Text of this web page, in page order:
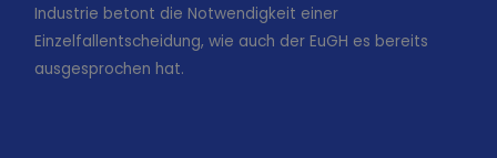
Industrie betont die Notwendigkeit einer
Einzelfallentscheidung, wie auch der EuGH es bereits
ausgesprochen hat.